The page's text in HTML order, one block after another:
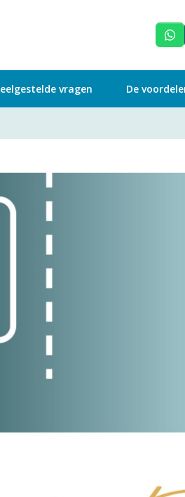
vragen De